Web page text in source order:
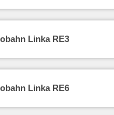
Linka RE3
Linka RE6